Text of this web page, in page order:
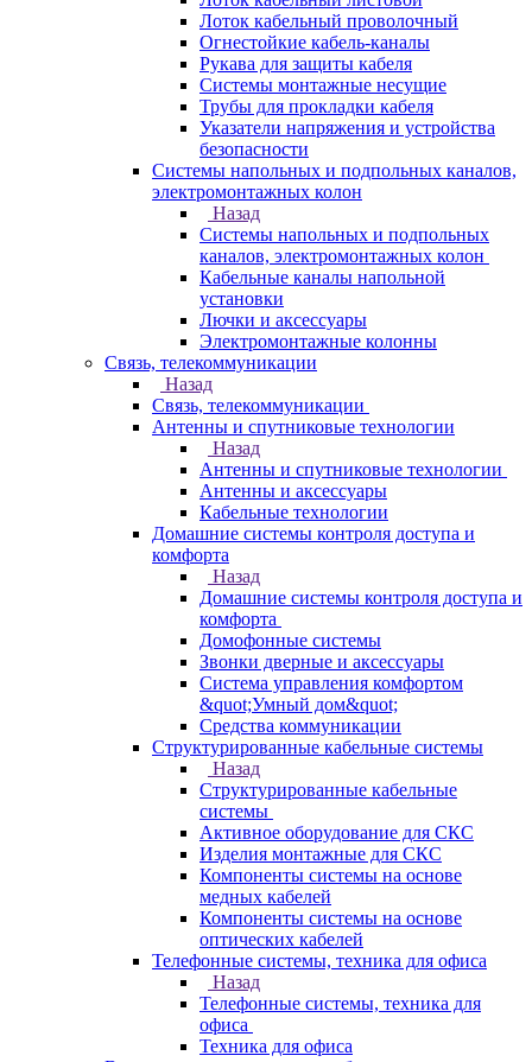
Лоток кабельный проволочный
Огнестойкие кабель-каналы
Рукава для защиты кабеля
Системы монтажные несущие
Трубы для прокладки кабеля
Указатели напряжения и устройства
безопасности
Системы напольных и подпольных каналов,
электромонтажных колон
Назад
Системы напольных и подпольных
каналов, электромонтажных колон
Кабельные каналы напольной
установки
Лючки и аксессуары
Электромонтажные колонны
Связь, телекоммуникации
Назад
Связь, телекоммуникации
Антенны и спутниковые технологии
Назад
Антенны и спутниковые технологии
Антенны и аксессуары
Кабельные технологии
Домашние системы контроля доступа и
комфорта
Назад
Домашние системы контроля доступа и
комфорта
Домофонные системы
Звонки дверные и аксессуары
Система управления комфортом
&quot;Умный дом&quot;
Средства коммуникации
Структурированные кабельные системы
Назад
Структурированные кабельные
системы
Активное оборудование для СКС
Изделия монтажные для СКС
Компоненты системы на основе
медных кабелей
Компоненты системы на основе
оптических кабелей
Телефонные системы, техника для офиса
Назад
Телефонные системы, техника для
офиса
Техника для офиса